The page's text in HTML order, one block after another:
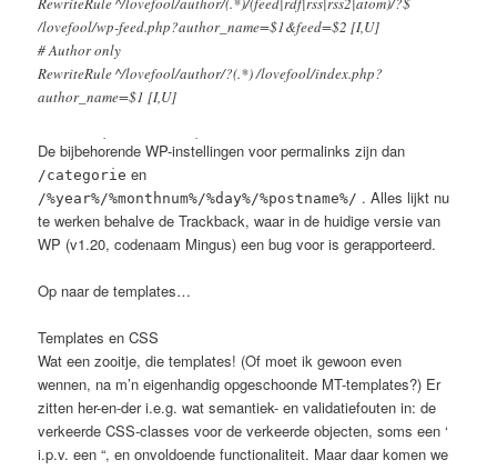
/lovefool/wp-feed.php?author_name=$1&feed=$2 [I,U]
# Author only
RewriteRule ^/lovefool/author/?(.*) /lovefool/index.php?
author_name=$1 [I,U]
#Date (and postname (and page))
RewriteRule ^/lovefool/([0-9]{4})/?([0-9]{1,2})?/?([0-9]{1,2})?/?
([_0-9a-z-]+)?/?([0-9]+)?/?$ /lovefool/index.php?
year=$1&monthnum=$2&day=$3&name=$4&page=$5 [I,U]
#Date? and postname feed: comments
RewriteRule ^/lovefool/([0-9]{4})/?([0-9]{1,2})/([0-9]{1,2})/([_0-9a-
z-]+)/(feed|rdf|rss|rss2|atom)/?$ /lovefool/wp-feed.php?
year=$1&monthnum=$2&day=$3&name=$4&feed=$5 [I,U]
#Date? and name trackback
RewriteRule ^/lovefool/([0-9]{4})/?([0-9]{1,2})/([0-9]{1,2})/([_0-9a-
z-]+)/trackback/?$ /lovefool/wp-trackback.php?
year=$1&monthnum=$2&day=$3&name=$4 [I]
De bijbehorende WP-instellingen voor permalinks zijn dan
/categorie en
/%year%/%monthnum%/%day%/%postname%/ . Alles lijkt nu
te werken behalve de Trackback, waar in de huidige versie van
WP (v1.20, codenaam Mingus) een bug voor is gerapporteerd.
Op naar de templates…
Templates en CSS
Wat een zooitje, die templates! (Of moet ik gewoon even
wennen, na m’n eigenhandig opgeschoonde MT-templates?) Er
zitten her-en-der i.e.g. wat semantiek- en validatiefouten in: de
verkeerde CSS-classes voor de verkeerde objecten, soms een ‘
i.p.v. een “, en onvoldoende functionaliteit. Maar daar komen we